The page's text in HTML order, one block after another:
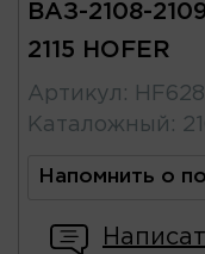
ВАЗ-2108-
2115 HOFER
Артикул :
Каталожный :
Напомнить о